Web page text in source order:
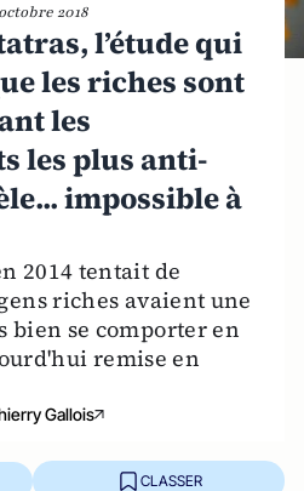
2018
l’étude qui
les riches sont
les
les plus anti-
impossible à
2014 tentait de
riches avaient une
bien se comporter en
remise en
Gallois
CLASSER